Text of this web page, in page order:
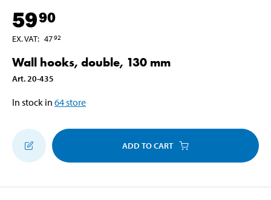
5990
EX. VAT: 4792
Wall hooks, double, 130 mm
Art. 20-435
In stock in 64store
ADD TO CART